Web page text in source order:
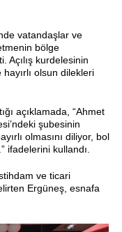
vatandaşlar ve
bölge
Açılış kurdelesinin
olsun dilekleri
açıklamada, “Ahmet
şubesinin
olmasını diliyor, bol
ifadelerini kullandı.
ve ticari
Ergüneş, esnafa